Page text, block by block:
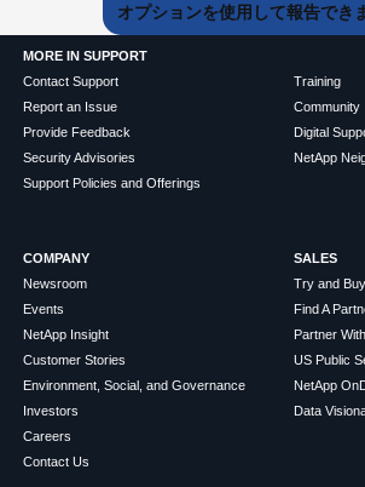
オプションを使用して報告でき
MORE IN SUPPORT
Contact Support
Report an Issue
Provide Feedback
Security Advisories
Support Policies and Offerings
Training
Community
Digital
NetApp
COMPANY
Newsroom
Events
NetApp Insight
Customer Stories
Environment, Social, and Governance
Investors
Careers
Contact Us
SALES
Try and Buy
Find A
Partner
US Public
NetApp
Data